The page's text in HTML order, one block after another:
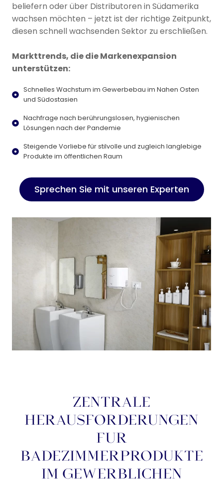
beliefern oder über Distributoren in Südamerika
wachsen möchten – jetzt ist der richtige Zeitpunkt,
diesen schnell wachsenden Sektor zu erschließen.
Markttrends, die die Markenexpansion
unterstützen:
Schnelles Wachstum im Gewerbebau im Nahen Osten
und Südostasien
Nachfrage nach berührungslosen, hygienischen
Lösungen nach der Pandemie
Steigende Vorliebe für stilvolle und zugleich langlebige
Produkte im öffentlichen Raum
Sprechen Sie mit unseren Experten
ZENTRALE
HERAUSFORDERUNGEN
FÜR
BADEZIMMERPRODUKTE
IM GEWERBLICHEN